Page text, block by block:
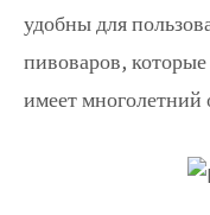
удобны для
пивоваров,
имеет